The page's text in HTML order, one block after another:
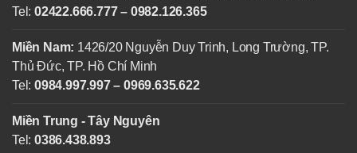
Tel: 02422.666.777 – 0982.126.365
Miền Nam: 1426/20 Nguyễn Duy Trinh, Long Trường, TP.
Thủ Đức, TP. Hồ Chí Minh
Tel: 0984.997.997 – 0969.635.622
Miền Trung - Tây Nguyên
Tel: 0386.438.893